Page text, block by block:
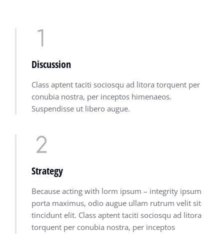
Discussion
Class aptent taciti sociosqu ad litora torquent per
conubia nostra, per inceptos himenaeos.
Suspendisse ut libero augue.
Strategy
Because acting with lorm ipsum – integrity ipsum
porta maximus, odio augue ullam rutrum velit sit
tincidunt elit. Class aptent taciti sociosqu ad litora
torquent per conubia nostra, per inceptos